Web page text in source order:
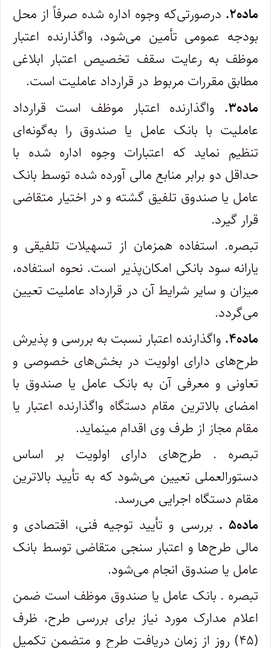
ماده۲.
درصورتی‌که وجوه اداره شده صرفاً از محل
بودجه عمومی تأمین می‌شود، واگذارنده اعتبار
موظف به رعایت سقف تخصیص اعتبار ابلاغی
مطابق مقررات مربوط در قرارداد عاملیت است.
ماده۳.
واگذارنده اعتبار موظف است قرارداد
عاملیت با بانک عامل یا صندوق را به‌گونه‌ای
تنظیم نماید که اعتبارات وجوه اداره شده با
حداقل دو برابر منابع مالی آورده شده توسط بانک
عامل یا صندوق تلفیق گشته و در اختیار متقاضی
قرار گیرد.
تبصره. استفاده همزمان از تسهیلات تلفیقی و
یارانه سود بانکی امکان‌پذیر است. نحوه استفاده،
میزان و سایر شرایط آن در قرارداد عاملیت تعیین
می‌گردد.
ماده۴.
واگذارنده اعتبار نسبت به بررسی و پذیرش
طرح‌های دارای اولویت در بخش‌های خصوصی و
تعاونی و معرفی آن به بانک عامل یا صندوق با
امضای بالاترین مقام دستگاه واگذارنده اعتبار یا
مقام مجاز از طرف وی اقدام می‏نماید.
تبصره . طرح‌های دارای اولویت بر اساس
دستورالعملی تعیین می‌شود که به تأیید بالاترین
مقام دستگاه اجرایی می‌رسد.
ماده۵ .
بررسی و تأیید توجیه فنی، اقتصادی و
مالی طرح‌ها و اعتبار سنجی متقاضی توسط بانک
عامل یا صندوق انجام می‌شود.
تبصره . بانک عامل یا صندوق موظف است ضمن
اعلام مدارک مورد نیاز برای بررسی طرح، ظرف
(۴۵) روز از زمان دریافت طرح و متضمن تکمیل